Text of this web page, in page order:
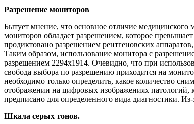
Разрешение мониторов
Бытует мнение, что основное отличие
мониторов обладает разрешением, которое
продиктовано разрешением рентгеновских
Таким образом, использование монитора с
разрешением 2294x1914. Очевидно, что при
свобода выбора по разрешению приходится на
необходимо только определить, какое количество
отображении на цифровых изображениях патологий,
предписано для определенного вида диагностики.
Шкала серых тонов.